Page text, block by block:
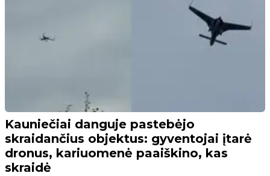
Kauniečiai danguje pastebėjo
skraidančius objektus: gyventojai įtarė
dronus, kariuomenė paaiškino, kas
skraidė